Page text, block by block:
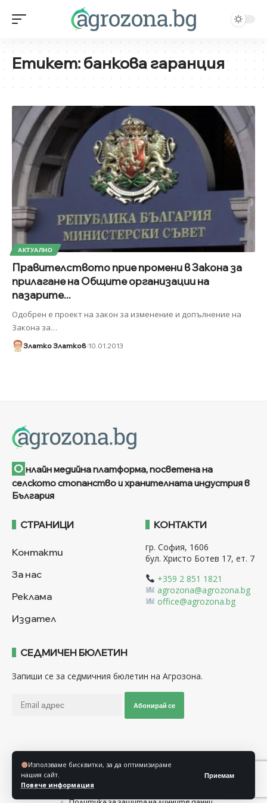
Използваме бисквитки, за да оптимизираме
нашия сайт.
Повече информация
Приемам
Етикет:банкова гаранция
АКТУАЛНО
Правителството прие промени в Закона за
прилагане на Общите организации на
пазарите...
Одобрен е проект на закон за изменение и допълнение на
Закона за…
Златко Златков 10.01.2013
О нлайн медийна платформа, посветена на
селското стопанство и хранителната индустрия в
България
СТРАНИЦИ
Контакти
За нас
Реклама
Издател
КОНТАКТИ
гр. София, 1606
бул. Христо Ботев 17, ет. 7
+359 2 851 1821
agrozona@agrozona.bg
office@agrozona.bg
СЕДМИЧЕН БЮЛЕТИН
Запиши се за седмичния бюлетин на Агрозона.
Абонирай се
Общи условия
Политика за използване на “Бисквитки”